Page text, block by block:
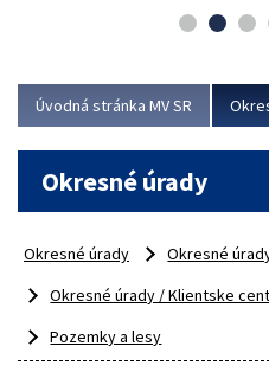
asociácie poisťovní (SLASPO)
Viac
Úvodná stránka MV SR
Okresné úrady
Okresné úrady
Okresné
Okresné úrady / Klientske
Pozemky a lesy